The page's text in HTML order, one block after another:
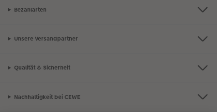
Bezahlarten
Unsere Versandpartner
Qualität & Sicherheit
Nachhaltigkeit bei CEWE